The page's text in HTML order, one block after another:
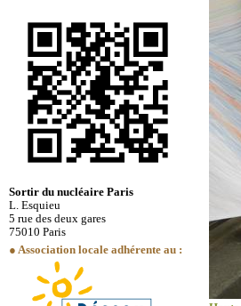
Sortir du nucléaire Paris
L. Esquieu
5 rue des deux gares
75010 Paris
● Association locale adhérente au :